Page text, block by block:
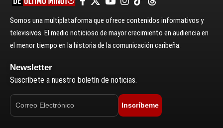
Somos una multiplataforma que ofrece contenidos informativos y
televisivos. El medio noticioso de mayor crecimiento en audiencia en
el menor tiempo en la historia de la comunicación caribeña.
Newsletter
Suscríbete a nuestro boletín de noticias.
Inscríbeme